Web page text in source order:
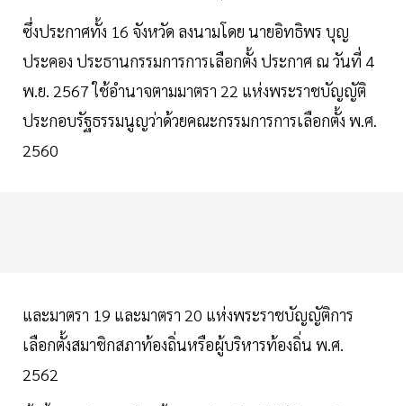
ซึ่งประกาศทั้ง 16 จังหวัด ลงนามโดย นายอิทธิพร บุญ
ประคอง ประธานกรรมการการเลือกตั้ง ประกาศ ณ วันที่ 4
พ.ย. 2567 ใช้อำนาจตามมาตรา 22 แห่งพระราชบัญญัติ
ประกอบรัฐธรรมนูญว่าด้วยคณะกรรมการการเลือกตั้ง พ.ศ.
2560
และมาตรา 19 และมาตรา 20 แห่งพระราชบัญญัติการ
เลือกตั้งสมาชิกสภาท้องถิ่นหรือผู้บริหารท้องถิ่น พ.ศ.
2562